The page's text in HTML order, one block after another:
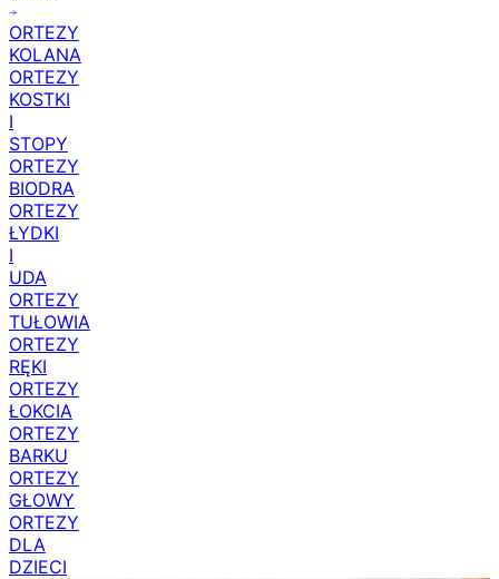
ORTEZY
KOLANA
ORTEZY
KOSTKI
I
STOPY
ORTEZY
BIODRA
ORTEZY
ŁYDKI
I
UDA
ORTEZY
TUŁOWIA
ORTEZY
RĘKI
ORTEZY
ŁOKCIA
ORTEZY
BARKU
ORTEZY
GŁOWY
ORTEZY
DLA
DZIECI